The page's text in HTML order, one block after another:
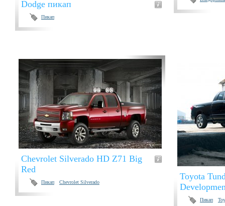
Dodge пикап
Пикап
Chevrolet Silverado HD Z71 Big
Red
Пикап Chevrolet Silverado
Toyota
Пикап